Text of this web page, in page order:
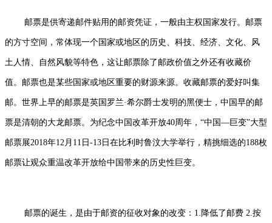
邮票是供寄递邮件贴用的邮资凭证，一般由主权国家发行。邮票
的方寸空间，常体现一个国家或地区的历史、科技、经济、文化、风
土人情、自然风貌等特色，这让邮票除了邮政价值之外还有收藏价
值。邮票也是某些国家或地区重要的财源来源。收藏邮票的爱好叫集
邮。世界上早的邮票是英国罗兰·希尔爵士发明的黑便士，中国早的邮
票是清朝的大龙邮票。为纪念中国改革开放40周年，“中国—巨变”大型
邮票展2018年12月11日-13日在比利时鲁汶大学举行，精挑细选的188枚
邮票让观众重温改革开放给中国带来的历史性巨变。
邮票的诞生，是由于邮资的征收对象的改变：1.降低了邮费 2.按